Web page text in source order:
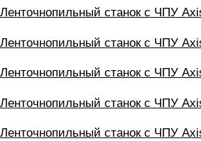
Ленточнопильный станок с ЧПУ
Ленточнопильный станок с ЧПУ
Ленточнопильный станок с ЧПУ
Ленточнопильный станок с ЧПУ
Ленточнопильный станок с ЧПУ